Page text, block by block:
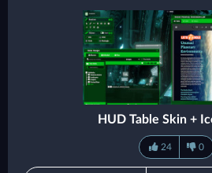
HUD Table Skin +
24 0